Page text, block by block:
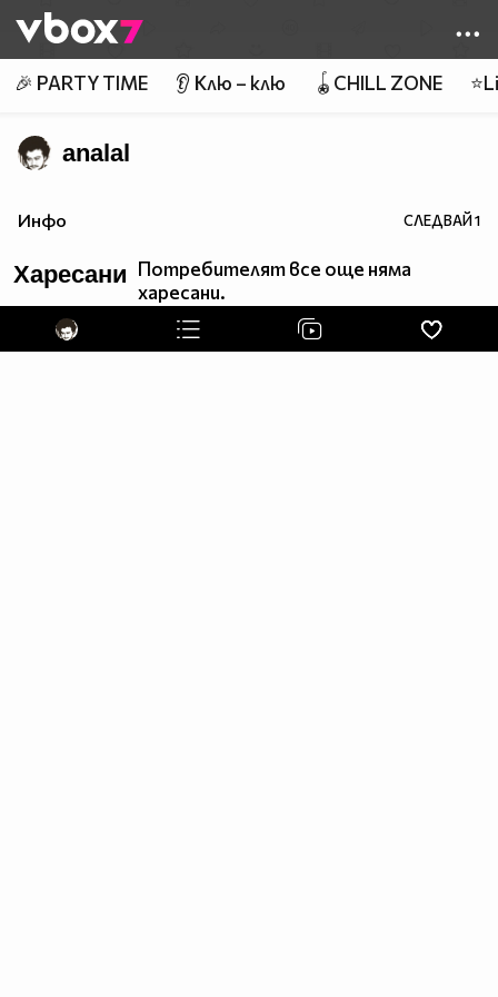
👾
🎉 PARTY TIME 👂 Клю – клю 🪀CHILL ZONE
analal
Инфо СЛЕДВАЙ1
Харесани Потребителят все още няма
харесани.